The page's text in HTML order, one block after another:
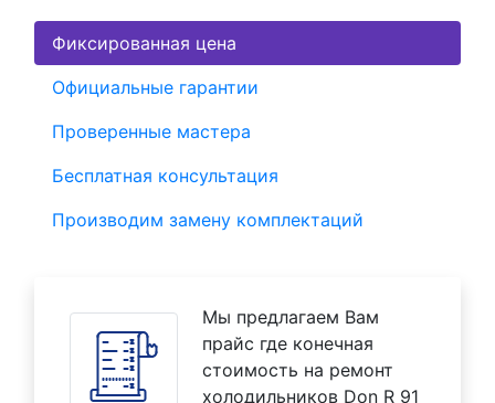
Фиксированная цена
Официальные гарантии
Проверенные мастера
Бесплатная консультация
Производим замену комплектаций
Мы предлагаем Вам
прайс где конечная
стоимость на ремонт
холодильников Don R 91